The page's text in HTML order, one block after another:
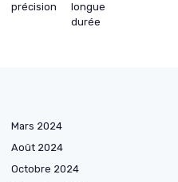
précision
longue
durée
Mars 2024
Août 2024
Octobre 2024